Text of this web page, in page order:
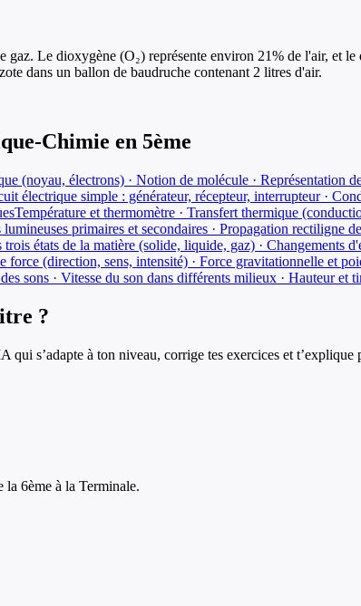
gaz. Le dioxygène (O₂) représente environ 21% de l'air, et
dans un ballon de baudruche contenant 2 litres d'air.
Chimie en 5ème
(noyau, électrons) · Notion de molécule · Représentation
électrique simple : générateur, récepteur, interrupteur ·
Température et thermomètre · Transfert thermique
lumineuses primaires et secondaires · Propagation rectiligne
trois états de la matière (solide, liquide, gaz) · Changements
force (direction, sens, intensité) · Force gravitationnelle et
sons · Vitesse du son dans différents milieux · Hauteur et
?
qui s’adapte à ton niveau, corrige tes exercices et t’explique
6ème à la Terminale.